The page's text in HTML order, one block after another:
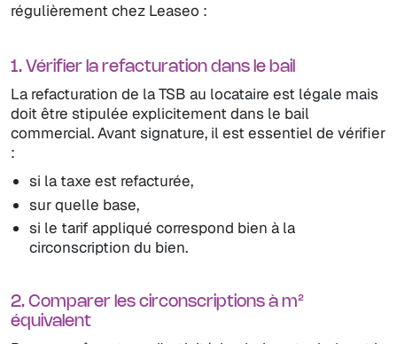
régulièrement chez Leaseo :
1. Vérifier la refacturation dans le bail
La refacturation de la TSB au locataire est légale mais
doit être stipulée explicitement dans le bail
commercial. Avant signature, il est essentiel de vérifier
:
si la taxe est refacturée,
sur quelle base,
si le tarif appliqué correspond bien à la
circonscription du bien.
2. Comparer les circonscriptions à m²
équivalent